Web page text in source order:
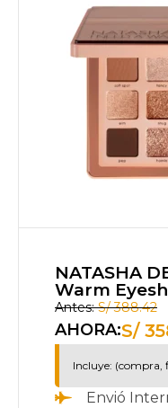
NATASHA
Warm
Antes:S/388.42
AHORA:S/
Incluye: (compra,
Envió